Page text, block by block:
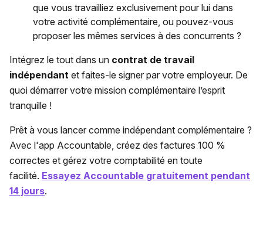
que vous travailliez exclusivement pour lui dans
votre activité complémentaire, ou pouvez-vous
proposer les mêmes services à des concurrents ?
Intégrez le tout dans un contrat de travail
indépendant et faites-le signer par votre employeur. De
quoi démarrer votre mission complémentaire l’esprit
tranquille !
Prêt à vous lancer comme indépendant complémentaire ?
Avec l'app Accountable, créez des factures 100 %
correctes et gérez votre comptabilité en toute
facilité. Essayez Accountable gratuitement pendant
14 jours.